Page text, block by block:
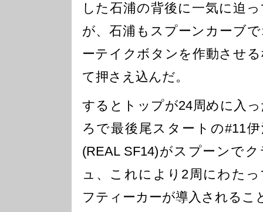
した石浦の背後に一気に迫
が、石浦もスプーンカーブ
ーテイクボタンを作動させ
て押さえ込んだ。
するとトップが24周めに入
ろで最後尾スタートの#11
(REAL SF14)がスプーンで
ュ、これにより2周にわた
フティーカーが導入されるこ